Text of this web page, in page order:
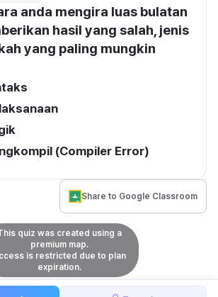
anda mengira luas bulatan
hasil yang salah, jenis
yang paling mungkin
(Compiler Error)
Share to Google Classroom
quiz was created using a
premium map.
is restricted due to plan
expiration.